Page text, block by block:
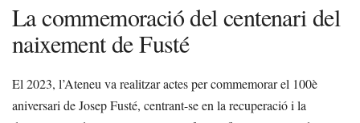
La commemoració del centenari del
naixement de Fusté
El 2023, l’Ateneu va realitzar actes per commemorar el 100è
aniversari de Josep Fusté, centrant-se en la recuperació i la